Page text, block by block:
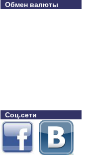
Обмен валюты
Соц.сети